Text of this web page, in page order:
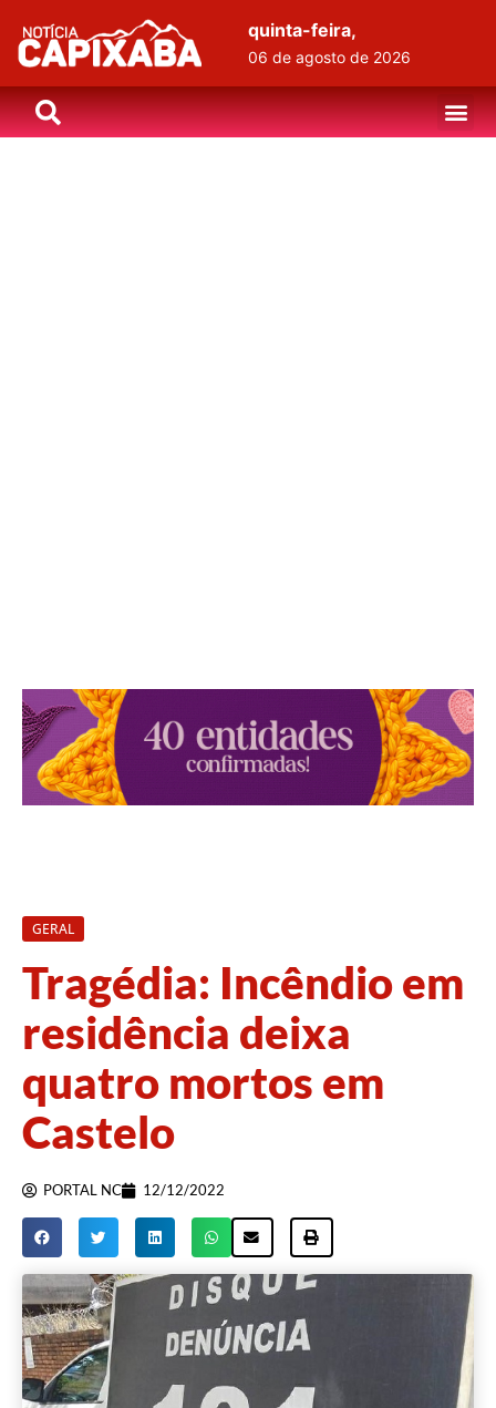
quinta-feira,
06 de agosto de 2026
GERAL
Tragédia: Incêndio em
residência deixa
quatro mortos em
Castelo
PORTAL NC 12/12/2022